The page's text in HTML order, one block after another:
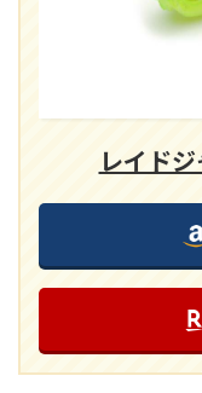
レイド